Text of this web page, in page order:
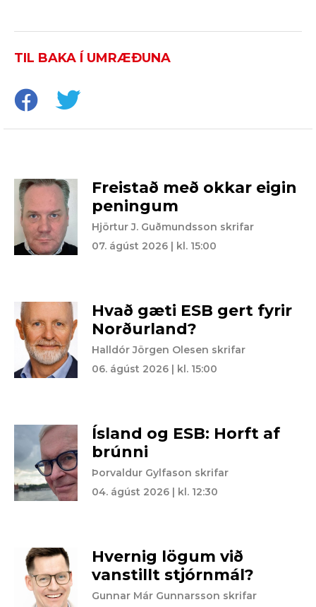
TIL BAKA Í UMRÆÐUNA
Freistað með okkar eigin
peningum
Hjörtur J. Guðmundsson skrifar
07. ágúst 2026 | kl. 15:00
Hvað gæti ESB gert fyrir
Norðurland?
Halldór Jörgen Olesen skrifar
06. ágúst 2026 | kl. 15:00
Ísland og ESB: Horft af
brúnni
Þorvaldur Gylfason skrifar
04. ágúst 2026 | kl. 12:30
Hvernig lögum við
vanstillt stjórnmál?
Gunnar Már Gunnarsson skrifar